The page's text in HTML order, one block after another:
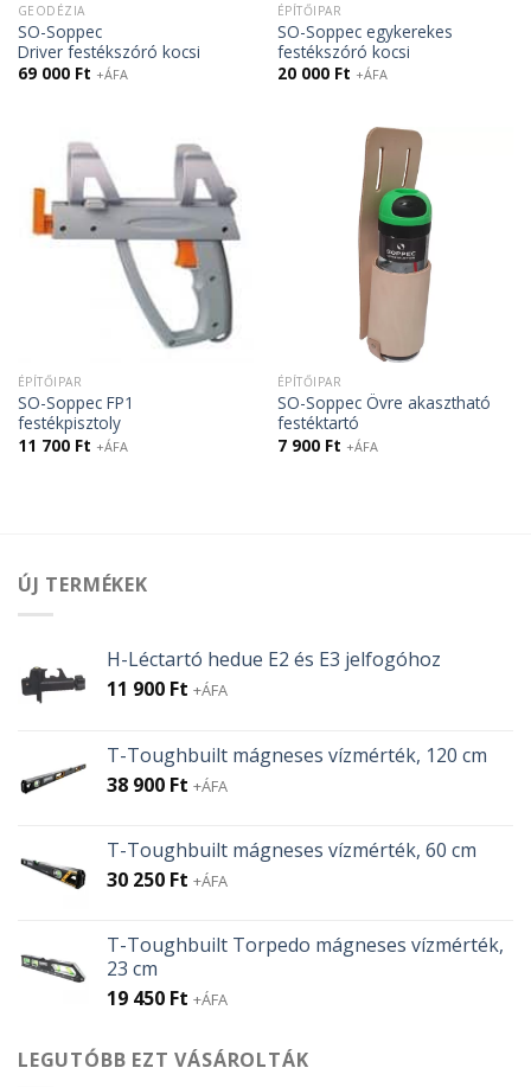
GEODÉZIA
SO-Soppec
Driver festékszóró kocsi
69 000 Ft +ÁFA
ÉPÍTŐIPAR
SO-Soppec egykerekes
festékszóró kocsi
20 000 Ft +ÁFA
ÉPÍTŐIPAR
SO-Soppec FP1
festékpisztoly
11 700 Ft +ÁFA
ÉPÍTŐIPAR
SO-Soppec Övre akasztható
festéktartó
7 900 Ft +ÁFA
ÚJ TERMÉKEK
H-Léctartó hedue E2 és E3 jelfogóhoz
11 900 Ft +ÁFA
T-Toughbuilt mágneses vízmérték, 120 cm
38 900 Ft +ÁFA
T-Toughbuilt mágneses vízmérték, 60 cm
30 250 Ft +ÁFA
T-Toughbuilt Torpedo mágneses vízmérték,
23 cm
19 450 Ft +ÁFA
LEGUTÓBB EZT VÁSÁROLTÁK